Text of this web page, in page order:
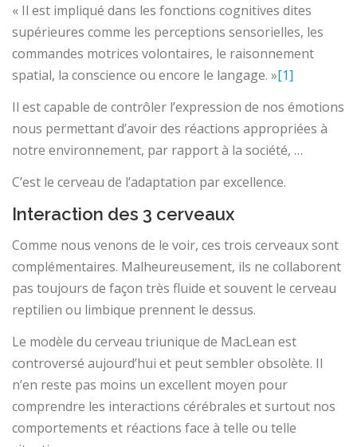
« Il est impliqué dans les fonctions cognitives dites
supérieures comme les perceptions sensorielles, les
commandes motrices volontaires, le raisonnement
spatial, la conscience ou encore le langage. »[1]
Il est capable de contrôler l’expression de nos émotions
nous permettant d’avoir des réactions appropriées à
notre environnement, par rapport à la société, …
C’est le cerveau de l’adaptation par excellence.
Interaction des 3 cerveaux
Comme nous venons de le voir, ces trois cerveaux sont
complémentaires. Malheureusement, ils ne collaborent
pas toujours de façon très fluide et souvent le cerveau
reptilien ou limbique prennent le dessus.
Le modèle du cerveau triunique de MacLean est
controversé aujourd’hui et peut sembler obsolète. Il
n’en reste pas moins un excellent moyen pour
comprendre les interactions cérébrales et surtout nos
comportements et réactions face à telle ou telle